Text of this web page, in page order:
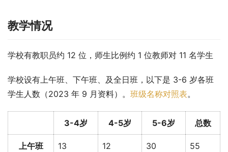
教学情况
学校有教职员约 12 位，师生比例约 1 位教师对 11 名学生
学校设有上午班、下午班、及全日班，以下是 3-6 岁各班
学生人数（2023 年 9 月资料）。 班级名称对照表。
3-4岁 4-5岁 5-6岁 总数
上午班 13 12 30 55